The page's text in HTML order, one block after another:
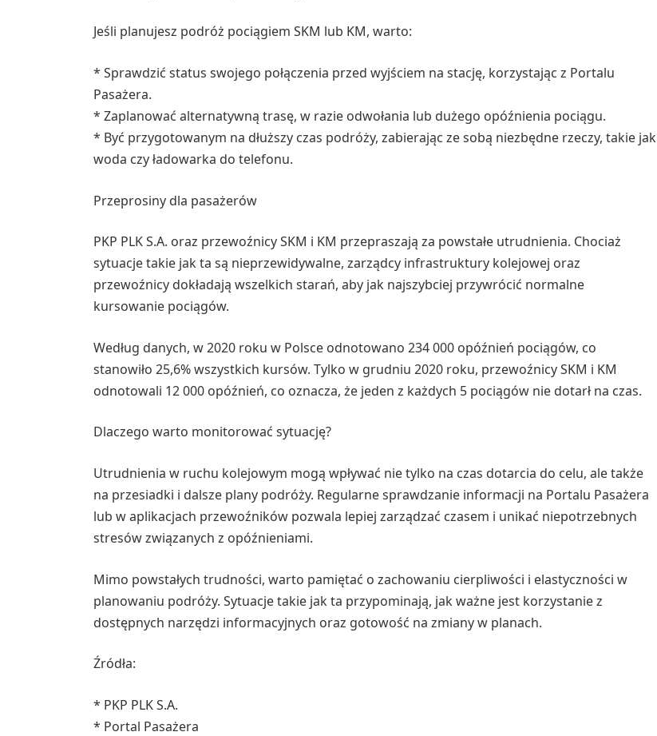
Jeśli planujesz podróż pociągiem SKM lub KM, warto:
* Sprawdzić status swojego połączenia przed wyjściem na stację, korzystając z Portalu
Pasażera.
* Zaplanować alternatywną trasę, w razie odwołania lub dużego opóźnienia pociągu.
* Być przygotowanym na dłuższy czas podróży, zabierając ze sobą niezbędne rzeczy, takie jak
woda czy ładowarka do telefonu.
Przeprosiny dla pasażerów
PKP PLK S.A. oraz przewoźnicy SKM i KM przepraszają za powstałe utrudnienia. Chociaż
sytuacje takie jak ta są nieprzewidywalne, zarządcy infrastruktury kolejowej oraz
przewoźnicy dokładają wszelkich starań, aby jak najszybciej przywrócić normalne
kursowanie pociągów.
Według danych, w 2020 roku w Polsce odnotowano 234 000 opóźnień pociągów, co
stanowiło 25,6% wszystkich kursów. Tylko w grudniu 2020 roku, przewoźnicy SKM i KM
odnotowali 12 000 opóźnień, co oznacza, że jeden z każdych 5 pociągów nie dotarł na czas.
Dlaczego warto monitorować sytuację?
Utrudnienia w ruchu kolejowym mogą wpływać nie tylko na czas dotarcia do celu, ale także
na przesiadki i dalsze plany podróży. Regularne sprawdzanie informacji na Portalu Pasażera
lub w aplikacjach przewoźników pozwala lepiej zarządzać czasem i unikać niepotrzebnych
stresów związanych z opóźnieniami.
Mimo powstałych trudności, warto pamiętać o zachowaniu cierpliwości i elastyczności w
planowaniu podróży. Sytuacje takie jak ta przypominają, jak ważne jest korzystanie z
dostępnych narzędzi informacyjnych oraz gotowość na zmiany w planach.
Źródła:
* PKP PLK S.A.
* Portal Pasażera